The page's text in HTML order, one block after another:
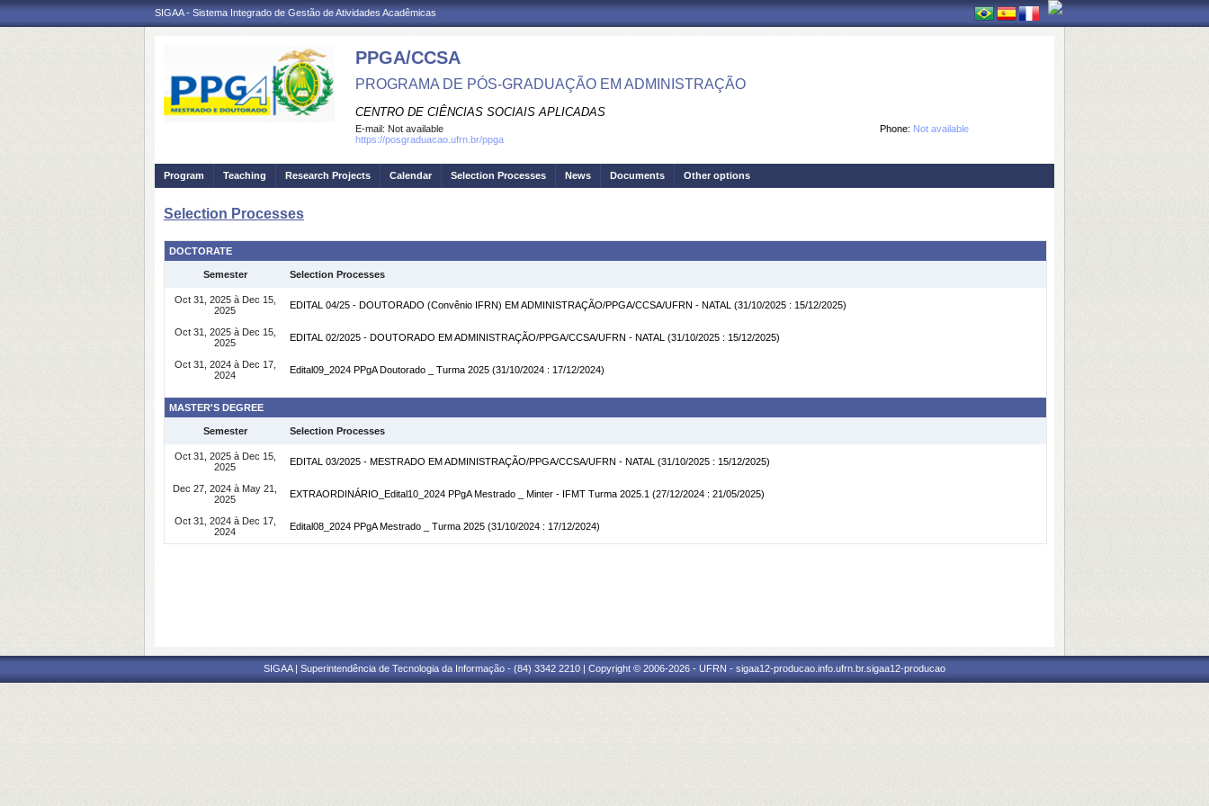
SIGAA - Sistema Integrado de Gestão de Atividades Acadêmicas
PPGA/CCSA
PROGRAMA DE PÓS-GRADUAÇÃO EM ADMINISTRAÇÃO
CENTRO DE CIÊNCIAS SOCIAIS APLICADAS
Phone: Not available
E-mail: Not available
https://posgraduacao.ufrn.br/ppga
Program Teaching Research Projects Calendar Selection Processes News Documents Other options
Selection Processes
DOCTORATE
Semester Selection Processes
Oct 31, 2025 à Dec 15,
2025
EDITAL 04/25 - DOUTORADO (Convênio IFRN) EM ADMINISTRAÇÃO/PPGA/CCSA/UFRN - NATAL (31/10/2025 : 15/12/2025)
Oct 31, 2025 à Dec 15,
2025
EDITAL 02/2025 - DOUTORADO EM ADMINISTRAÇÃO/PPGA/CCSA/UFRN - NATAL (31/10/2025 : 15/12/2025)
Oct 31, 2024 à Dec 17,
2024
Edital09_2024 PPgA Doutorado _ Turma 2025 (31/10/2024 : 17/12/2024)
MASTER'S DEGREE
Semester Selection Processes
Oct 31, 2025 à Dec 15,
2025
EDITAL 03/2025 - MESTRADO EM ADMINISTRAÇÃO/PPGA/CCSA/UFRN - NATAL (31/10/2025 : 15/12/2025)
Dec 27, 2024 à May 21,
2025
EXTRAORDINÁRIO_Edital10_2024 PPgA Mestrado _ Minter - IFMT Turma 2025.1 (27/12/2024 : 21/05/2025)
Oct 31, 2024 à Dec 17,
2024
Edital08_2024 PPgA Mestrado _ Turma 2025 (31/10/2024 : 17/12/2024)
SIGAA | Superintendência de Tecnologia da Informação - (84) 3342 2210 | Copyright © 2006-2026 - UFRN - sigaa12-producao.info.ufrn.br.sigaa12-producao